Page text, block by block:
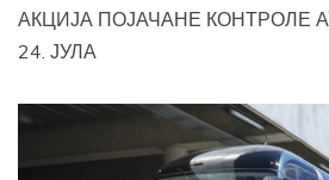
АКЦИЈА ПОЈАЧАНЕ КОНТРОЛЕ
24. ЈУЛА